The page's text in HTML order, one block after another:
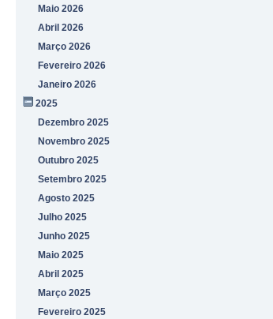
Maio 2026
Abril 2026
Março 2026
Fevereiro 2026
Janeiro 2026
2025
Dezembro 2025
Novembro 2025
Outubro 2025
Setembro 2025
Agosto 2025
Julho 2025
Junho 2025
Maio 2025
Abril 2025
Março 2025
Fevereiro 2025